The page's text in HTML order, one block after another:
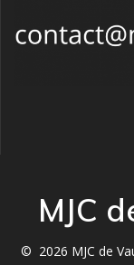
MJC
© 2026 MJC de